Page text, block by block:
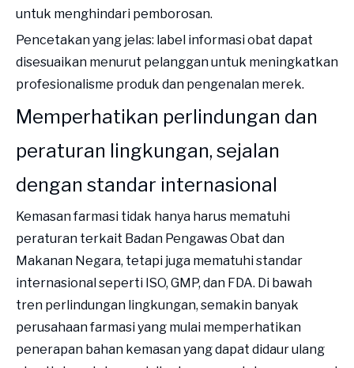
untuk menghindari pemborosan.
Pencetakan yang jelas: label informasi obat dapat
disesuaikan menurut pelanggan untuk meningkatkan
profesionalisme produk dan pengenalan merek.
Memperhatikan perlindungan dan
peraturan lingkungan, sejalan
dengan standar internasional
Kemasan farmasi tidak hanya harus mematuhi
peraturan terkait Badan Pengawas Obat dan
Makanan Negara, tetapi juga mematuhi standar
internasional seperti ISO, GMP, dan FDA. Di bawah
tren perlindungan lingkungan, semakin banyak
perusahaan farmasi yang mulai memperhatikan
penerapan bahan kemasan yang dapat didaur ulang